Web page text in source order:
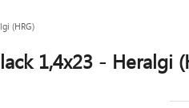
(HRG)
1,4x23 - Heralgi